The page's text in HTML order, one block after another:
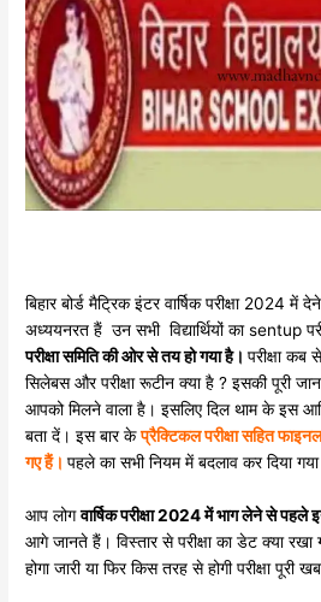
बिहार बोर्ड मैट्रिक इंटर वार्षिक परीक्षा 2024 में
अध्ययनरत हैं उन सभी विद्यार्थियों का sentup
परीक्षा समिति की ओर से तय हो गया है।परीक्षा कब
सिलेबस और परीक्षा रूटीन क्या है ? इसकी पूरी
आपको मिलने वाला है। इसलिए दिल थाम के इस
बता दें। इस बार केप्रैक्टिकल परीक्षा सहित फाइनल
गए हैं।पहले का सभी नियम में बदलाव कर दिया
आप लोगवार्षिक परीक्षा 2024 में भाग लेने से पहले
आगे जानते हैं। विस्तार से परीक्षा का डेट क्या रखा
होगा जारी या फिर किस तरह से होगी परीक्षा पूरी